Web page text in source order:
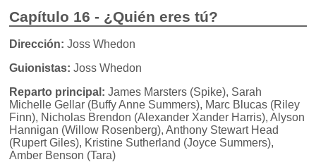
Capítulo 16 - ¿Quién eres tú?
Dirección: Joss Whedon
Guionistas: Joss Whedon
Reparto principal: James Marsters (Spike), Sarah
Michelle Gellar (Buffy Anne Summers), Marc Blucas (Riley
Finn), Nicholas Brendon (Alexander Xander Harris), Alyson
Hannigan (Willow Rosenberg), Anthony Stewart Head
(Rupert Giles), Kristine Sutherland (Joyce Summers),
Amber Benson (Tara)